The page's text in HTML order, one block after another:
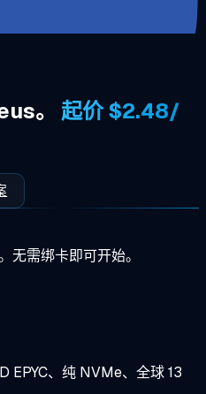
。 起价 $2.48/
无需绑卡即可开始。
EPYC、纯 NVMe、全球 13